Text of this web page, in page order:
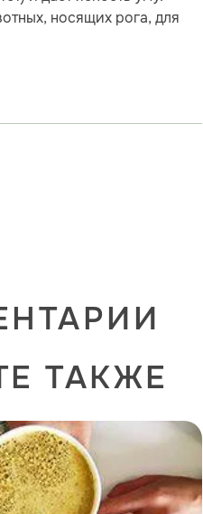
носящих рога, для
ТАКЖЕ